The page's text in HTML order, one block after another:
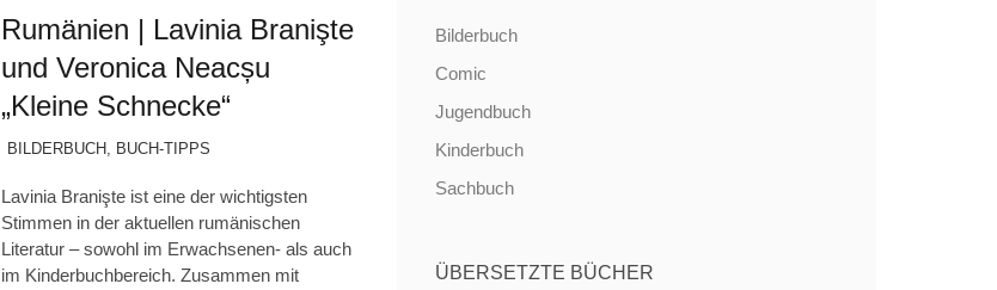
Rumänien | Lavinia Branişte
und Veronica Neacșu
„Kleine Schnecke“
BILDERBUCH , BUCH-TIPPS
Lavinia Branişte ist eine der wichtigsten
Stimmen in der aktuellen rumänischen
Literatur – sowohl im Erwachsenen- als auch
im Kinderbuchbereich. Zusammen mit
Bilderbuch
Comic
Jugendbuch
Kinderbuch
Sachbuch
ÜBERSETZTE BÜCHER